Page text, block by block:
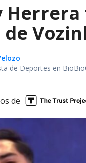
de Deportes en
de